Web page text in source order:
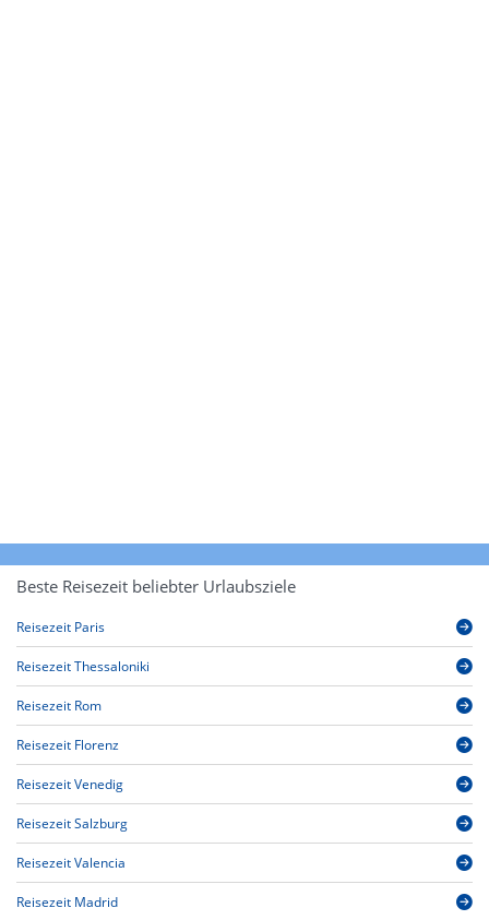
Beste Reisezeit beliebter Urlaubsziele
Reisezeit Paris
Reisezeit Thessaloniki
Reisezeit Rom
Reisezeit Florenz
Reisezeit Venedig
Reisezeit Salzburg
Reisezeit Valencia
Reisezeit Madrid